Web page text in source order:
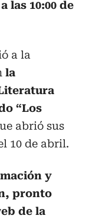
las 10:00 de
a la
la
“Los
abrió sus
10 de abril.
y
pronto
de la